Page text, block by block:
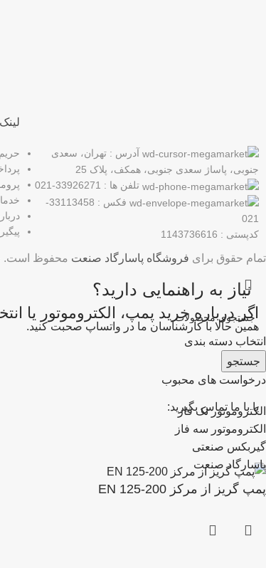
آدرس : تهران، سعدی
جنوبی، پاساژ سعدی جنوبی، همکف، پلاک 25
تلفن ها : 33926271-021
فکس : 33113458-
021
کدپستی : 1143736616
تمام حقوق برای فروشگاه پاسارگاد صنعت محفوظ است.
انتخاب دسته بندی
جستجو
درخواست های محبوب
الکتروموتور تک فاز
الکتروموتور سه فاز
گیربکس صنعتی
پاسارگاد صنعت
نیاز به راهنمایی دارید؟
اگر درباره خرید پمپ، الکتروموتور
همین حالا با کارشناسان ما در واتساپ صحبت کنید.
یا با ما تماس بگیرید:
پمپ گریز از مرکز EN 125-200